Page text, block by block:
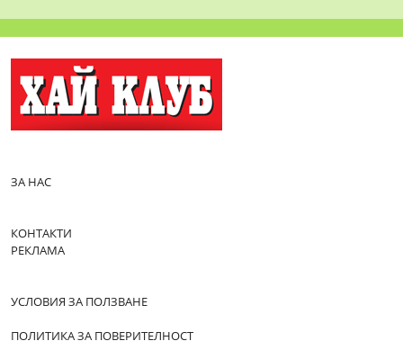
ЗА НАС
КОНТАКТИ
РЕКЛАМА
УСЛОВИЯ ЗА ПОЛЗВАНЕ
ПОЛИТИКА ЗА ПОВЕРИТЕЛНОСТ